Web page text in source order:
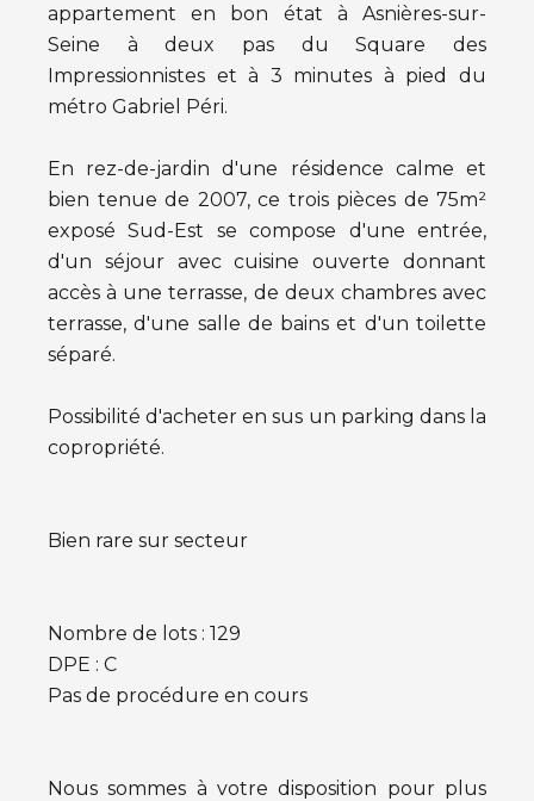
appartement en bon état à Asnières-sur-
Seine à deux pas du Square des
Impressionnistes et à 3 minutes à pied du
métro Gabriel Péri.
En rez-de-jardin d'une résidence calme et
bien tenue de 2007, ce trois pièces de 75m²
exposé Sud-Est se compose d'une entrée,
d'un séjour avec cuisine ouverte donnant
accès à une terrasse, de deux chambres avec
terrasse, d'une salle de bains et d'un toilette
séparé.
Possibilité d'acheter en sus un parking dans la
copropriété.
Bien rare sur secteur
Nombre de lots : 129
DPE : C
Pas de procédure en cours
Nous sommes à votre disposition pour plus